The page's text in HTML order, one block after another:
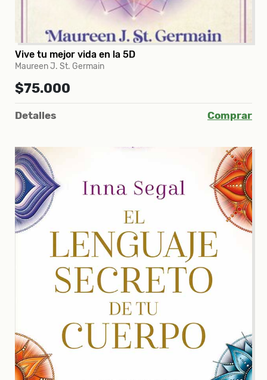
Vive tu mejor vida en la 5D
Maureen J. St. Germain
$75.000
Detalles Comprar